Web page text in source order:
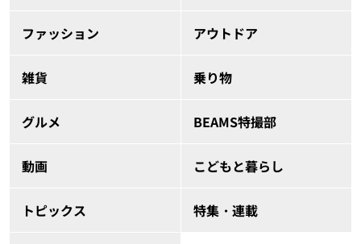
ファッション アウトドア
雑貨 乗り物
グルメ BEAMS特撮部
動画 こどもと暮らし
トピックス 特集・連載